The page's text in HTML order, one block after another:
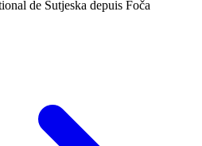
de Sutjeska depuis Foča